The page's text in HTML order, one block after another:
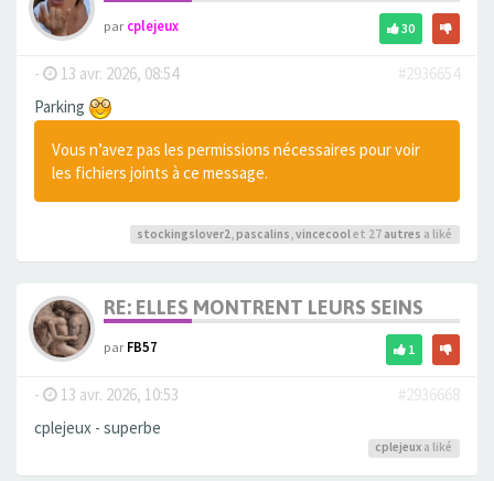
parcplejeux 30
- 13 avr. 2026, 08:54
#2936654
Parking
Vous n’avez pas les permissions nécessaires pour voir
les fichiers joints à ce message.
stockingslover2 pascalins ,vincecool et 27 autres a liké
RE: ELLES MONTRENT LEURS SEINS
parFB57 1
- 13 avr. 2026, 10:53
#2936668
cplejeux - superbe
cplejeux a liké